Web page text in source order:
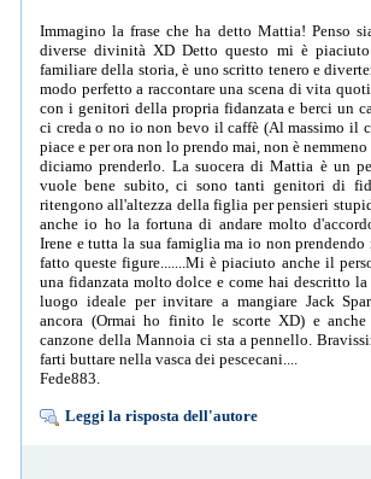
Immagino la frase che ha detto Mattia! Penso
diverse divinità XD Detto questo mi è
familiare della storia, è uno scritto tenero e
modo perfetto a raccontare una scena di vita
con i genitori della propria fidanzata e berci un
ci creda o no io non bevo il caffè (Al massimo il
piace e per ora non lo prendo mai, non è
diciamo prenderlo. La suocera di Mattia è un
vuole bene subito, ci sono tanti genitori di
ritengono all'altezza della figlia per pensieri
anche io ho la fortuna di andare molto
Irene e tutta la sua famiglia ma io non
fatto queste figure.......Mi è piaciuto anche il
una fidanzata molto dolce e come hai descritto la
luogo ideale per invitare a mangiare Jack
ancora (Ormai ho finito le scorte XD) e
canzone della Mannoia ci sta a pennello.
farti buttare nella vasca dei pescecani....
Fede883.
Leggi la risposta dell'autore